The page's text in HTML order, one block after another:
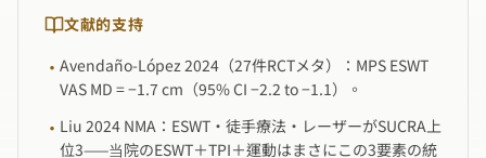
文献的支持
· Avendaño-López 2024（27件RCTメタ）：MPS ESWT
VAS MD = −1.7 cm（95% CI −2.2 to −1.1）。
· Liu 2024 NMA：ESWT・徒手療法・レーザーがSUCRA上
位3——当院のESWT＋TPI＋運動はまさにこの3要素の統